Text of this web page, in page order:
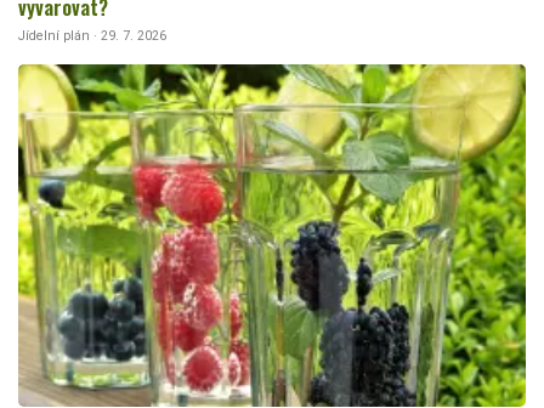
vyvarovat?
Jídelní plán · 29. 7. 2026